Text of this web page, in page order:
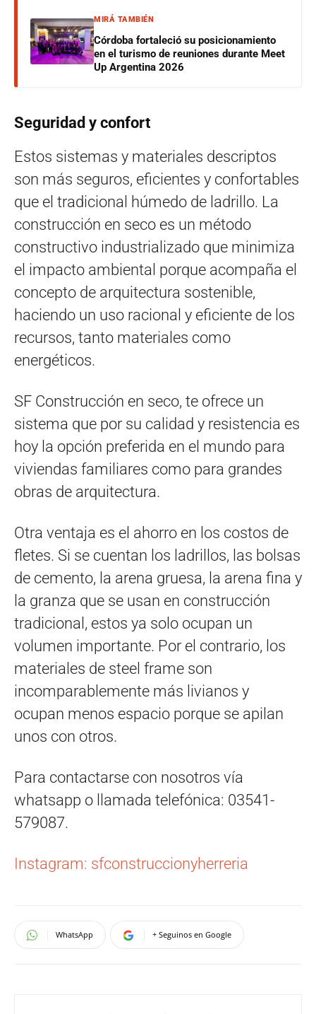
MIRÁ TAMBIÉN
Córdoba fortaleció su posicionamiento
en el turismo de reuniones durante Meet
Up Argentina 2026
Seguridad y confort
Estos sistemas y materiales descriptos
son más seguros, eficientes y confortables
que el tradicional húmedo de ladrillo. La
construcción en seco es un método
constructivo industrializado que minimiza
el impacto ambiental porque acompaña el
concepto de arquitectura sostenible,
haciendo un uso racional y eficiente de los
recursos, tanto materiales como
energéticos.
SF Construcción en seco, te ofrece un
sistema que por su calidad y resistencia es
hoy la opción preferida en el mundo para
viviendas familiares como para grandes
obras de arquitectura.
Otra ventaja es el ahorro en los costos de
fletes. Si se cuentan los ladrillos, las bolsas
de cemento, la arena gruesa, la arena fina y
la granza que se usan en construcción
tradicional, estos ya solo ocupan un
volumen importante. Por el contrario, los
materiales de steel frame son
incomparablemente más livianos y
ocupan menos espacio porque se apilan
unos con otros.
Para contactarse con nosotros vía
whatsapp o llamada telefónica: 03541-
579087.
Instagram: sfconstruccionyherreria
WhatsApp + Seguinos en Google